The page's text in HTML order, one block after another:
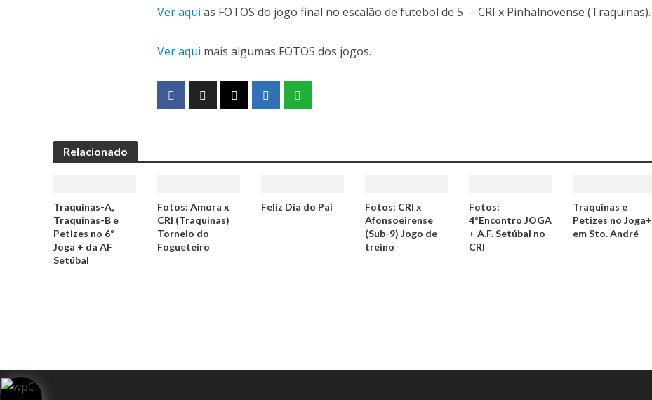
Ver aqui as FOTOS do jogo final no escalão de futebol de 5 – CRI x Pinhalnovense (Traquinas).
Ver aqui mais algumas FOTOS dos jogos.
Relacionado
Traquinas-A,
Traquinas-B e
Petizes no 6º
Joga + da AF
Setúbal
Fotos: Amora x
CRI (Traquinas)
Torneio do
Fogueteiro
Feliz Dia do Pai
Fotos: CRI x
Afonsoeirense
(Sub-9) Jogo de
treino
Fotos:
4ºEncontro JOGA
+ A.F. Setúbal no
CRI
Traquinas e
Petizes no Joga+
em Sto. André